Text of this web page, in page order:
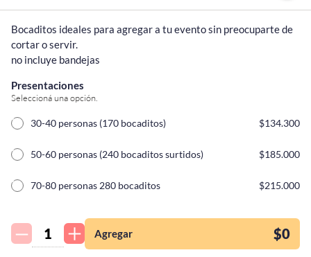
tienda así para mi
emprendimiento!
Bocaditos ideales para agregar a tu evento sin preocuparte de
cortar o servir.
no incluye bandejas
Presentaciones
Seleccioná una opción.
30-40 personas (170 bocaditos) $134.300
50-60 personas (240 bocaditos surtidos) $185.000
70-80 personas 280 bocaditos $215.000
Personalizá tu selección
Las siguientes opciones aplican para cada producto agregado.
Agregar $0